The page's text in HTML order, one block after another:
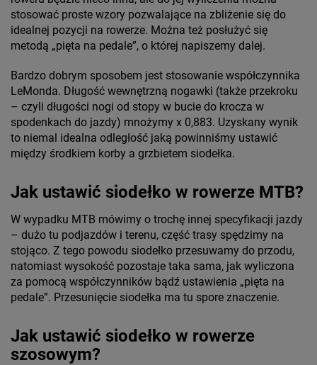
stosować proste wzory pozwalające na zbliżenie się do
idealnej pozycji na rowerze. Można też posłużyć się
metodą „pięta na pedale”, o której napiszemy dalej.
Bardzo dobrym sposobem jest stosowanie współczynnika
LeMonda. Długość wewnętrzną nogawki (także przekroku
– czyli długości nogi od stopy w bucie do krocza w
spodenkach do jazdy) mnożymy x 0,883. Uzyskany wynik
to niemal idealna odległość jaką powinniśmy ustawić
między środkiem korby a grzbietem siodełka.
Jak ustawić siodełko w rowerze MTB?
W wypadku MTB mówimy o trochę innej specyfikacji jazdy
– dużo tu podjazdów i terenu, część trasy spędzimy na
stojąco. Z tego powodu siodełko przesuwamy do przodu,
natomiast wysokość pozostaje taka sama, jak wyliczona
za pomocą współczynników bądź ustawienia „pięta na
pedale”. Przesunięcie siodełka ma tu spore znaczenie.
Jak ustawić siodełko w rowerze
szosowym?